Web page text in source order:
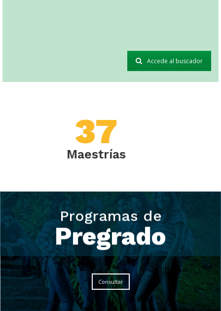
Accede al buscador
0
Doctorados
Programas de
Pregrado
Programas de
Pregrado
Consultar